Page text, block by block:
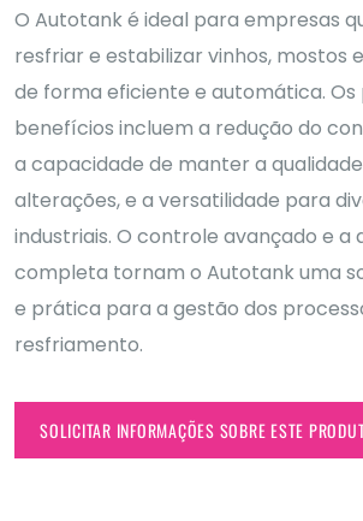
O Autotank é ideal para empresas
resfriar e estabilizar vinhos, mostos
de forma eficiente e automática. Os
benefícios incluem a redução do
a capacidade de manter a
alterações, e a versatilidade para
industriais. O controle avançado e a
completa tornam o Autotank uma
e prática para a gestão dos
resfriamento.
SOLICITAR INFORMAÇÕES SOBRE ESTE